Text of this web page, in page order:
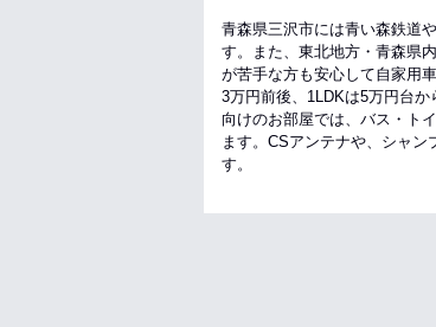
青森県三沢市には青い森鉄道
す。また、東北地方・青森県
が苦手な方も安心して自家用
3万円前後、1LDKは5万円台
向けのお部屋では、バス・ト
ます。CSアンテナや、シャン
す。